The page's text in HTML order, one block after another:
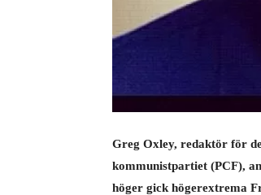
Greg Oxley, redaktör för
kommunistpartiet (PCF),
höger gick högerextrema